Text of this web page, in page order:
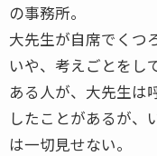
の事務所。
大先生が自席でくつ
いや、考えごとをし
ある人が、大先生は
したことがあるが、
は一切見せない。